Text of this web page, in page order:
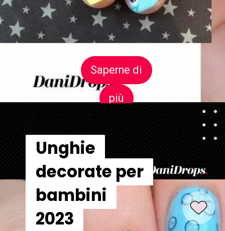
Saperne di
più
Saperne di
più
Unghie
decorate per
bambini
2023
Unghie
decorate per
bambini
2023